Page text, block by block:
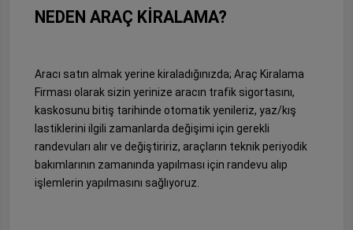
NEDEN ARAÇ KİRALAMA?
Aracı satın almak yerine kiraladığınızda; Araç Kiralama
Firması olarak sizin yerinize aracın trafik sigortasını,
kaskosunu bitiş tarihinde otomatik yenileriz, yaz/kış
lastiklerini ilgili zamanlarda değişimi için gerekli
randevuları alır ve değiştiririz, araçların teknik periyodik
bakımlarının zamanında yapılması için randevu alıp
işlemlerin yapılmasını sağlıyoruz.